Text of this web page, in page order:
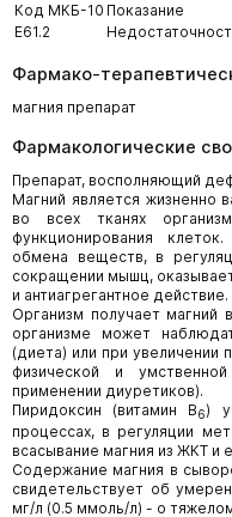
Код МКБ-10 Показание
E61.2
Фармако-
магния препарат
Фармакологические
Препарат, восполняющий
Магний является жизненно
во всех тканях
функционирования
обмена веществ, в
сокращении мышц,
и антиагрегантное действие.
Организм получает магний
организме может
(диета) или при увеличении
физической и
применении диуретиков).
Пиридоксин (витамин В6)
процессах, в регуляции
всасывание магния из ЖКТ и
Содержание магния в
свидетельствует об
мг/л (0.5 ммоль/л) - о